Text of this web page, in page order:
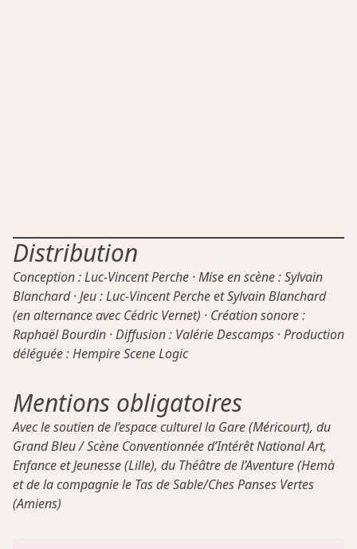
Distribution
Conception : Luc-Vincent Perche · Mise en scène : Sylvain
Blanchard · Jeu : Luc-Vincent Perche et Sylvain Blanchard
(en alternance avec Cédric Vernet) · Création sonore :
Raphaël Bourdin · Diffusion : Valérie Descamps · Production
déléguée : Hempire Scene Logic
Mentions obligatoires
Avec le soutien de l’espace culturel la Gare (Méricourt), du
Grand Bleu / Scène Conventionnée d’Intérêt National Art,
Enfance et Jeunesse (Lille), du Théâtre de l’Aventure (Hemà
et de la compagnie le Tas de Sable/Ches Panses Vertes
(Amiens)